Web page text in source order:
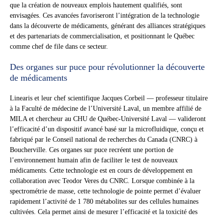
que la création de nouveaux emplois hautement qualifiés, sont
envisagées. Ces avancées favoriseront l’intégration de la technologie
dans la découverte de médicaments, générant des alliances stratégiques
et des partenariats de commercialisation, et positionnant le Québec
comme chef de file dans ce secteur.
Des organes sur puce pour révolutionner la découverte
de médicaments
Linearis et leur chef scientifique Jacques Corbeil — professeur titulaire
à la Faculté de médecine de l’Université Laval, un membre affilié de
MILA et chercheur au CHU de Québec-Université Laval — valideront
l’efficacité d’un dispositif avancé basé sur la microfluidique, conçu et
fabriqué par le Conseil national de recherches du Canada (CNRC) à
Boucherville. Ces organes sur puce recréent une portion de
l’environnement humain afin de faciliter le test de nouveaux
médicaments. Cette technologie est en cours de développement en
collaboration avec Teodor Veres du CNRC. Lorsque combinée à la
spectrométrie de masse, cette technologie de pointe permet d’évaluer
rapidement l’activité de 1 780 métabolites sur des cellules humaines
cultivées. Cela permet ainsi de mesurer l’efficacité et la toxicité des